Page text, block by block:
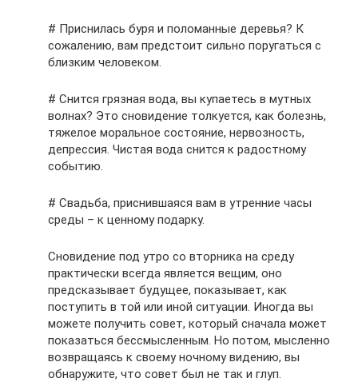
# Приснилась буря и поломанные деревья? К
сожалению, вам предстоит сильно поругаться с
близким человеком.
# Снится грязная вода, вы купаетесь в мутных
волнах? Это сновидение толкуется, как болезнь,
тяжелое моральное состояние, нервозность,
депрессия. Чистая вода снится к радостному
событию.
# Свадьба, приснившаяся вам в утренние часы
среды – к ценному подарку.
Сновидение под утро со вторника на среду
практически всегда является вещим, оно
предсказывает будущее, показывает, как
поступить в той или иной ситуации. Иногда вы
можете получить совет, который сначала может
показаться бессмысленным. Но потом, мысленно
возвращаясь к своему ночному видению, вы
обнаружите, что совет был не так и глуп.